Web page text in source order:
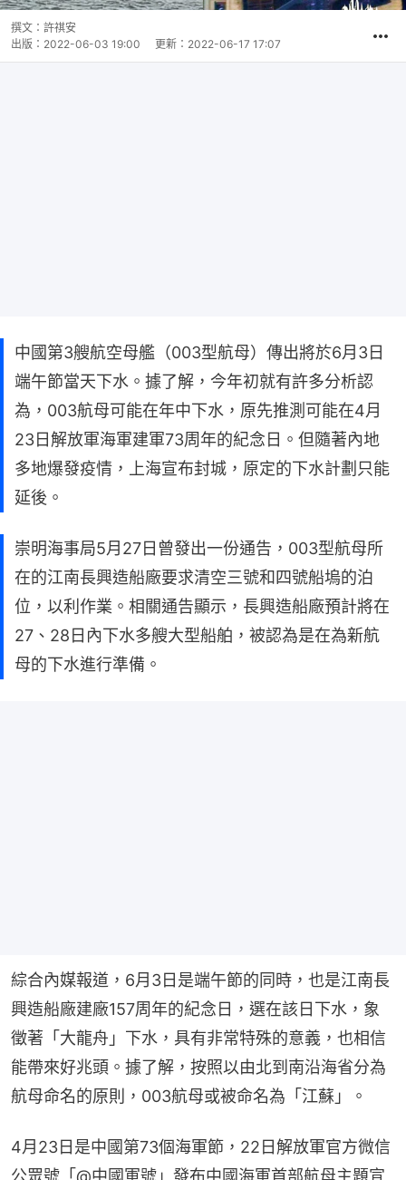
撰文： 許祺安
出版： 2022-06-03 19:00 更新： 2022-06-17 17:07
中國第3艘航空母艦（003型航母）傳出將於6月3日
端午節當天下水。據了解，今年初就有許多分析認
為，003航母可能在年中下水，原先推測可能在4月
23日解放軍海軍建軍73周年的紀念日。但隨著內地
多地爆發疫情，上海宣布封城，原定的下水計劃只能
延後。
崇明海事局5月27日曾發出一份通告，003型航母所
在的江南長興造船廠要求清空三號和四號船塢的泊
位，以利作業。相關通告顯示，長興造船廠預計將在
27、28日內下水多艘大型船舶，被認為是在為新航
母的下水進行準備。
綜合內媒報道，6月3日是端午節的同時，也是江南長
興造船廠建廠157周年的紀念日，選在該日下水，象
徵著「大龍舟」下水，具有非常特殊的意義，也相信
能帶來好兆頭。據了解，按照以由北到南沿海省分為
航母命名的原則，003航母或被命名為「江蘇」。
4月23日是中國第73個海軍節，22日解放軍官方微信
公眾號「@中國軍號」發布中國海軍首部航母主題宣